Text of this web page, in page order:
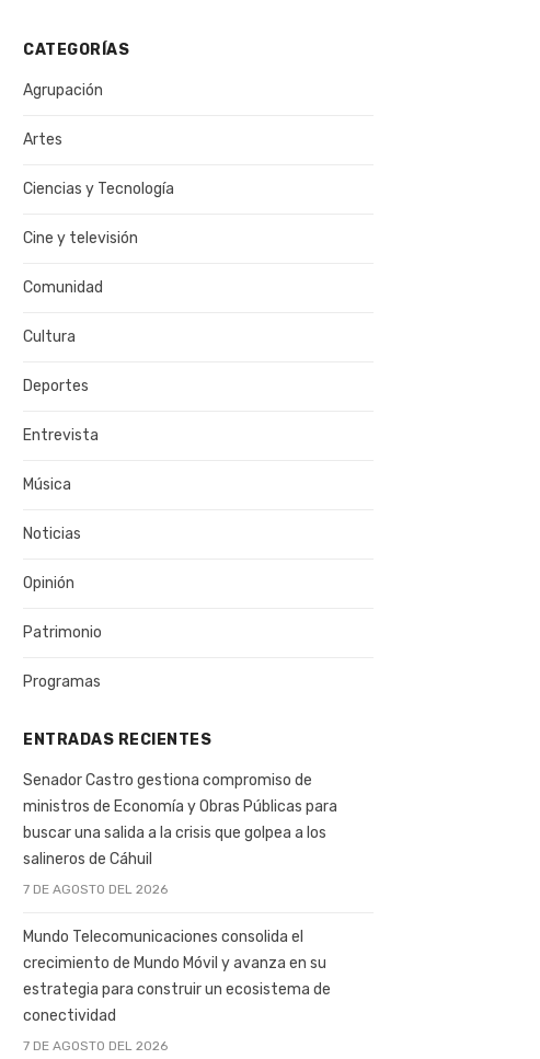
CATEGORÍAS
Agrupación
Artes
Ciencias y Tecnología
Cine y televisión
Comunidad
Cultura
Deportes
Entrevista
Música
Noticias
Opinión
Patrimonio
Programas
ENTRADAS RECIENTES
Senador Castro gestiona compromiso de
ministros de Economía y Obras Públicas para
buscar una salida a la crisis que golpea a los
salineros de Cáhuil
7 DE AGOSTO DEL 2026
Mundo Telecomunicaciones consolida el
crecimiento de Mundo Móvil y avanza en su
estrategia para construir un ecosistema de
conectividad
7 DE AGOSTO DEL 2026